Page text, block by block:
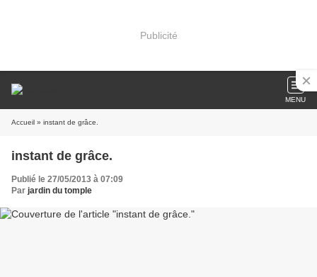
Publicité
MENU
Accueil » instant de grâce.
instant de grâce.
Publié le 27/05/2013 à 07:09
Par jardin du tomple